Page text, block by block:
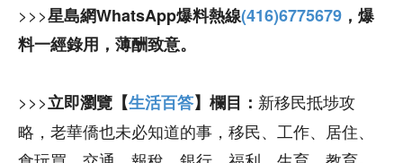
>>>星島網WhatsApp爆料熱線(416)6775679 ，爆
料一經錄用，薄酬致意。
>>>立即瀏覽【生活百答】欄目： 新移民抵埗攻
略，老華僑也未必知道的事，移民、工作、居住、